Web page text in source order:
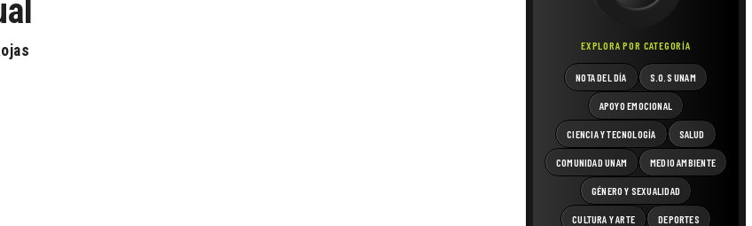
EXPLORA POR CATEGORÍA
NOTA DEL DÍA S.O.S UNAM
APOYO EMOCIONAL
CIENCIA Y TECNOLOGÍA SALUD
COMUNIDAD UNAM MEDIO AMBIENTE
GÉNERO Y SEXUALIDAD
CULTURA Y ARTE DEPORTES